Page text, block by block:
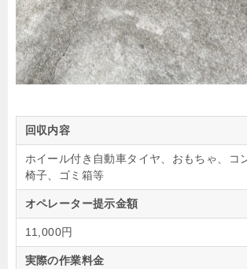
回収内容
ホイール付き自動車タイヤ、おもちゃ、コ
椅子、ゴミ箱等
オペレーター提示金額
11,000円
実際の作業料金